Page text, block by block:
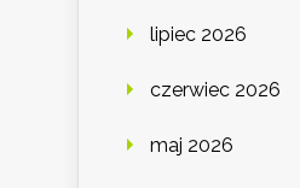
lipiec 2026
czerwiec 2026
maj 2026